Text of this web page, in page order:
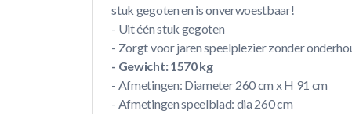
stuk gegoten en is onverwoestbaar!
- Uit één stuk gegoten
- Zorgt voor jaren speelplezier zonder
- Gewicht: 1570 kg
- Afmetingen: Diameter 260 cm x H 91 cm
- Afmetingen speelblad: dia 260 cm